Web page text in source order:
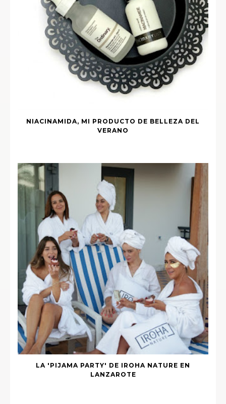
NIACINAMIDA, MI PRODUCTO DE BELLEZA DEL
VERANO
LA 'PIJAMA PARTY' DE IROHA NATURE EN
LANZAROTE